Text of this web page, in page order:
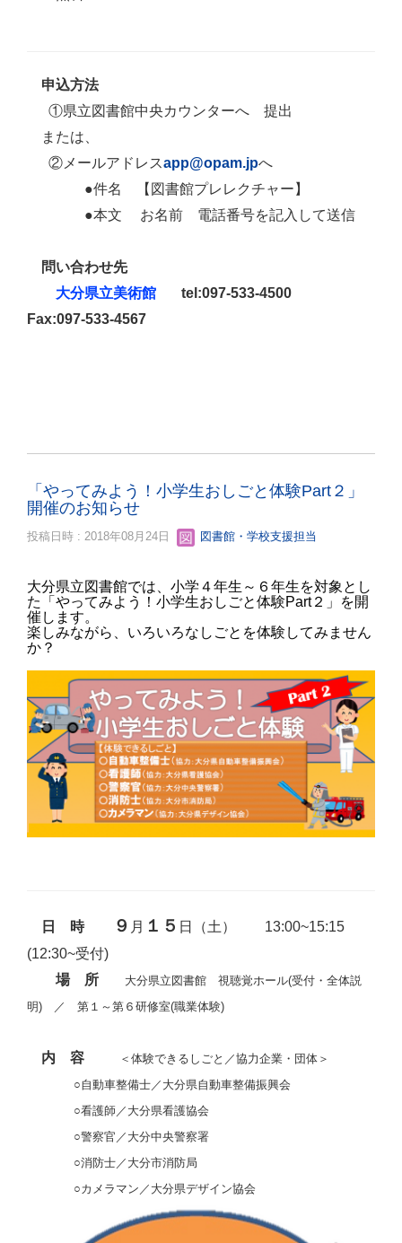
申込方法
①県立図書館中央カウンターへ 提出
または、
②メールアドレスapp@opam.jpへ
●件名 【図書館プレレクチャー】
●本文 お名前 電話番号を記入して送信
問い合わせ先
大分県立美術館
tel:097-533-4500
Fax:097-533-4567
「やってみよう！小学生おしごと体験Part２」
開催のお知らせ
投稿日時 : 2018年08月24日 図書館・学校支援担当
大分県立図書館では、小学４年生～６年生を対象とし
た「やってみよう！小学生おしごと体験Part２」を開
催します。
楽しみながら、いろいろなしごとを体験してみません
か？
日 時 ９ 月 １５ 日（土） 13:00~15:15
(12:30~受付)
場 所
大分県立図書館 視聴覚ホール(受付・全体説
明) ／ 第１～第６研修室(職業体験)
内 容 ＜体験できるしごと／協力企業・団体＞
○自動車整備士／大分県自動車整備振興会
○看護師／大分県看護協会
○警察官／大分中央警察署
○消防士／大分市消防局
○カメラマン／大分県デザイン協会